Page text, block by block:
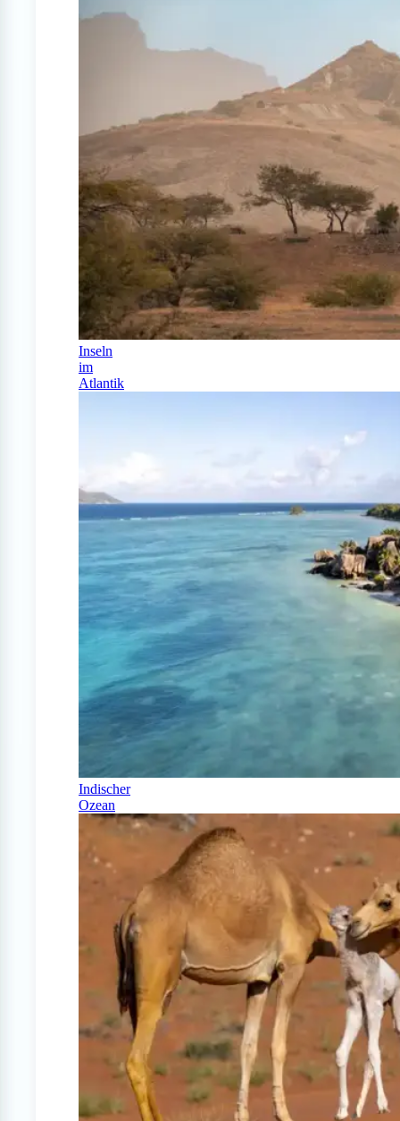
Inseln
im
Atlantik
Indischer
Ozean